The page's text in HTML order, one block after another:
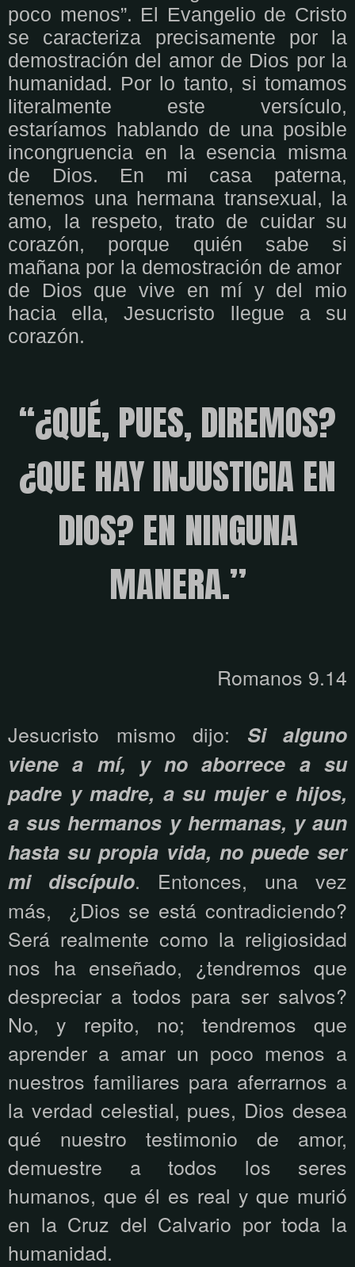
poco menos”. El Evangelio de Cristo
se caracteriza precisamente por la
demostración del amor de Dios por la
humanidad. Por lo tanto, si tomamos
literalmente este versículo,
estaríamos hablando de una posible
incongruencia en la esencia misma
de Dios. En mi casa paterna,
tenemos una hermana transexual, la
amo, la respeto, trato de cuidar su
corazón, porque quién sabe si
mañana por la demostración de amor
de Dios que vive en mí y del mio
hacia ella, Jesucristo llegue a su
corazón.
“¿QUÉ, PUES, DIREMOS?
¿QUE HAY INJUSTICIA EN
DIOS? EN NINGUNA
MANERA.”
Romanos 9.14
Jesucristo mismo dijo: Si alguno
viene a mí, y no aborrece a su
padre y madre, a su mujer e hijos,
a sus hermanos y hermanas, y aun
hasta su propia vida, no puede ser
mi discípulo. Entonces, una vez
más,
¿Dios se está contradiciendo?
Será realmente como la religiosidad
nos ha enseñado, ¿tendremos que
despreciar a todos para ser salvos?
No, y repito, no; tendremos que
aprender a amar un poco menos a
nuestros familiares para aferrarnos a
la verdad celestial, pues, Dios desea
qué nuestro testimonio de amor,
demuestre a todos los seres
humanos, que él es real y que murió
en la Cruz del Calvario por toda la
humanidad.